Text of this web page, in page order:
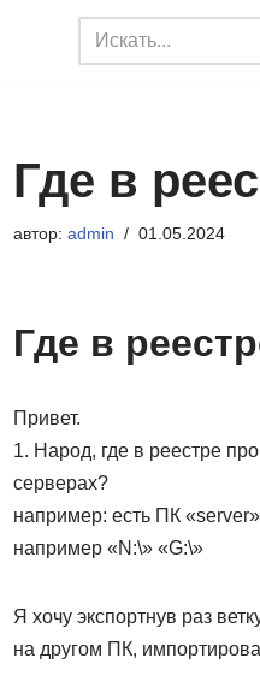
Где в
автор: admin 01.05.2024
Где в
Привет.
1. Народ, где в реестре
серверах?
например: есть ПК
например «N:\» «G:\»
Я хочу экспортнув раз
на другом ПК,